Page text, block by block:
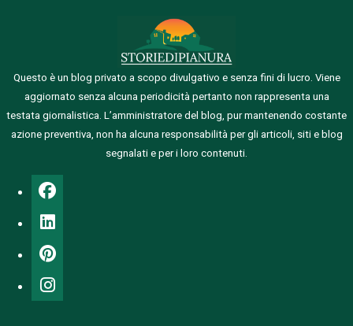
Questo è un blog privato a scopo divulgativo e senza fini di lucro. Viene
aggiornato senza alcuna periodicità pertanto non rappresenta una
testata giornalistica. L’amministratore del blog, pur mantenendo costante
azione preventiva, non ha alcuna responsabilità per gli articoli, siti e blog
segnalati e per i loro contenuti.